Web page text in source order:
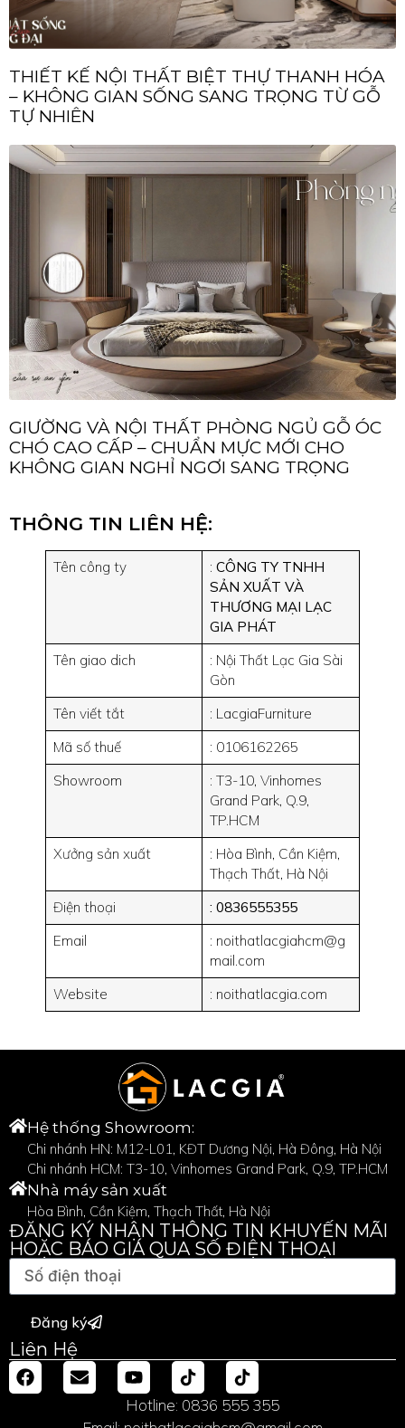
THIẾT KẾ NỘI THẤT BIỆT THỰ THANH HÓA
– KHÔNG GIAN SỐNG SANG TRỌNG TỪ GỖ
TỰ NHIÊN
GIƯỜNG VÀ NỘI THẤT PHÒNG NGỦ GỖ ÓC
CHÓ CAO CẤP – CHUẨN MỰC MỚI CHO
KHÔNG GIAN NGHỈ NGƠI SANG TRỌNG
THÔNG TIN LIÊN HỆ:
Tên công ty : CÔNG TY TNHH
SẢN XUẤT VÀ
THƯƠNG MẠI LẠC
GIA PHÁT
Tên giao dich
: Nội Thất Lạc Gia Sài
Gòn
Tên viết tắt
: LacgiaFurniture
Mã số thuế
: 0106162265
Showroom
: T3-10, Vinhomes
Grand Park, Q.9,
TP.HCM
Xưởng sản xuất
: Hòa Bình, Cần Kiệm,
Thạch Thất, Hà Nội
Điện thoại
: 0836555355
Email
: noithatlacgiahcm@g
mail.com
Website
: noithatlacgia.com
Hệ thống Showroom:
Chi nhánh HN: M12-L01, KĐT Dương Nội, Hà Đông, Hà Nội
Chi nhánh HCM: T3-10, Vinhomes Grand Park, Q.9, TP.HCM
Nhà máy sản xuất
Hòa Bình, Cần Kiệm, Thạch Thất, Hà Nội
ĐĂNG KÝ NHẬN THÔNG TIN KHUYẾN MÃI
HOẶC BÁO GIÁ QUA SỐ ĐIỆN THOẠI
Đăng ký
Liên Hệ
Hotline: 0836 555 355